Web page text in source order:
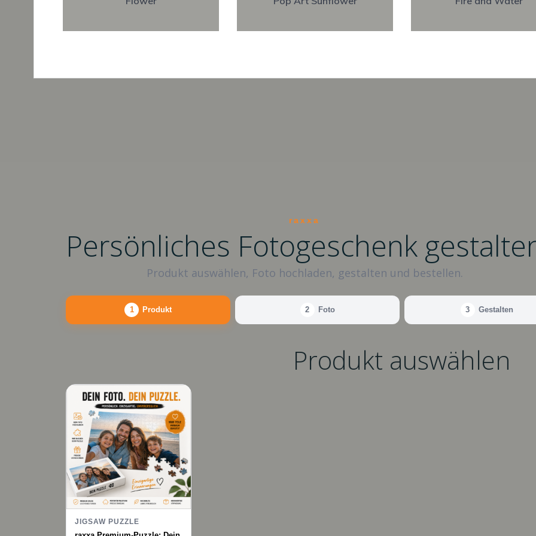
raxxa
Persönliches Fotogeschenk
Produkt auswählen, Foto hochladen, gestalten und bestellen.
1 Produkt 2 Foto 3 Gestalten
Produkt auswählen
JIGSAW PUZZLE